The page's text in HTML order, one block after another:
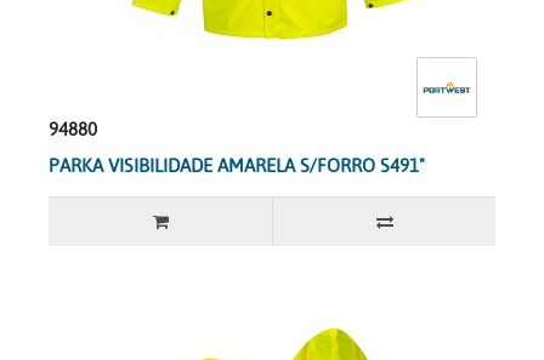
94880
PARKA VISIBILIDADE AMARELA S/FORRO S491"